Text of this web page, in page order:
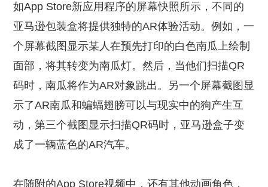
如App Store新应用程序的屏幕快照所示，不同的
亚马逊包装盒将提供独特的AR体验活动。例如，一
个屏幕截图显示某人在预先打印的白色南瓜上绘制
面部，将其转变为南瓜灯。然后，当他们扫描QR
码时，南瓜将作为AR对象跳出。另一个屏幕截图显
示了AR南瓜和蝙蝠翅膀可以与现实中的狗产生互
动，第三个截图显示扫描QR码时，亚马逊盒子变
成了一辆蓝色的AR汽车。
在随附的App Store视频中，还有其他动画角色，